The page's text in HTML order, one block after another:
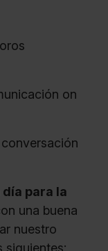
on
para la
una buena
nuestro